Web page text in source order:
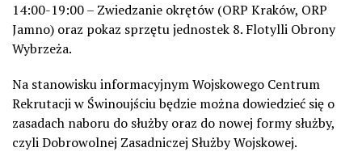
14:00-19:00 – Zwiedzanie okrętów (ORP Kraków, ORP
Jamno) oraz pokaz sprzętu jednostek 8. Flotylli Obrony
Wybrzeża.
Na stanowisku informacyjnym Wojskowego Centrum
Rekrutacji w Świnoujściu będzie można dowiedzieć się o
zasadach naboru do służby oraz do nowej formy służby,
czyli Dobrowolnej Zasadniczej Służby Wojskowej.